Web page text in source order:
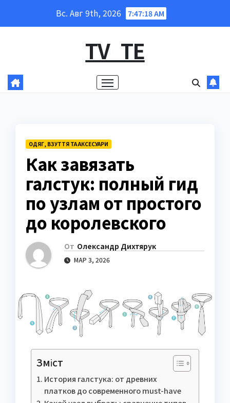
Вс. Авг 9th, 2026 7:47:19 AM
TV_TE
ОДЯГ, ВЗУТТЯ ТА АКСЕСУАРИ
Как завязать
галстук: полный гид
по узлам от простого
до королевского
От Олександр Дихтярук
МАР 3, 2026
Зміст
История галстука: от древних
платков до современного must-have